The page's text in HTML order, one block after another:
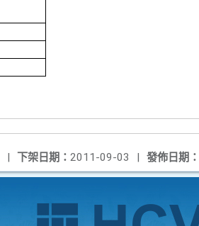
發佈日期：
下架日期： 2011-09-03 |
|